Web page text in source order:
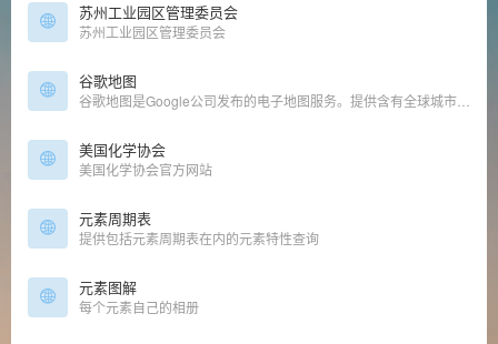
苏州工业园区管理委员会
苏州工业园区管理委员会
谷歌地图
美国化学协会
美国化学协会官方网站
元素周期表
提供包括元素周期表在内的元素特性查询
元素图解
每个元素自己的相册